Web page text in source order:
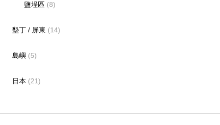
鹽埕區 (8)
墾丁 / 屏東 (14)
島嶼(5)
日本 (21)